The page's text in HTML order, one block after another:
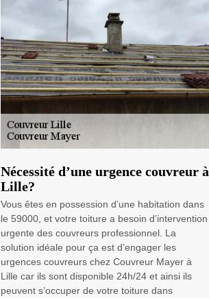
Nécessité d’une urgence couvreur à
Lille?
Vous êtes en possession d’une habitation dans
le 59000, et votre toiture a besoin d’intervention
urgente des couvreurs professionnel. La
solution idéale pour ça est d’engager les
urgences couvreurs chez Couvreur Mayer à
Lille car ils sont disponible 24h/24 et ainsi ils
peuvent s’occuper de votre toiture dans